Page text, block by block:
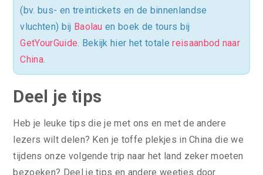
(bv. bus- en treintickets en de binnenlandse
vluchten) bij Baolau en boek de tours bij
GetYourGuide . Bekijk hier het totalereisaanbod naar
China
Deel je tips
Heb je leuke tips die je met ons en met de andere
lezers wilt delen? Ken je toffe plekjes in China die we
tijdens onze volgende trip naar het land zeker moeten
bezoeken? Deel je tips en andere weetjes door